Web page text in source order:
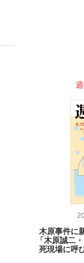
」『北の国から』倉本聰
のすべて
木原事件に
「木原誠二
死現場に呼